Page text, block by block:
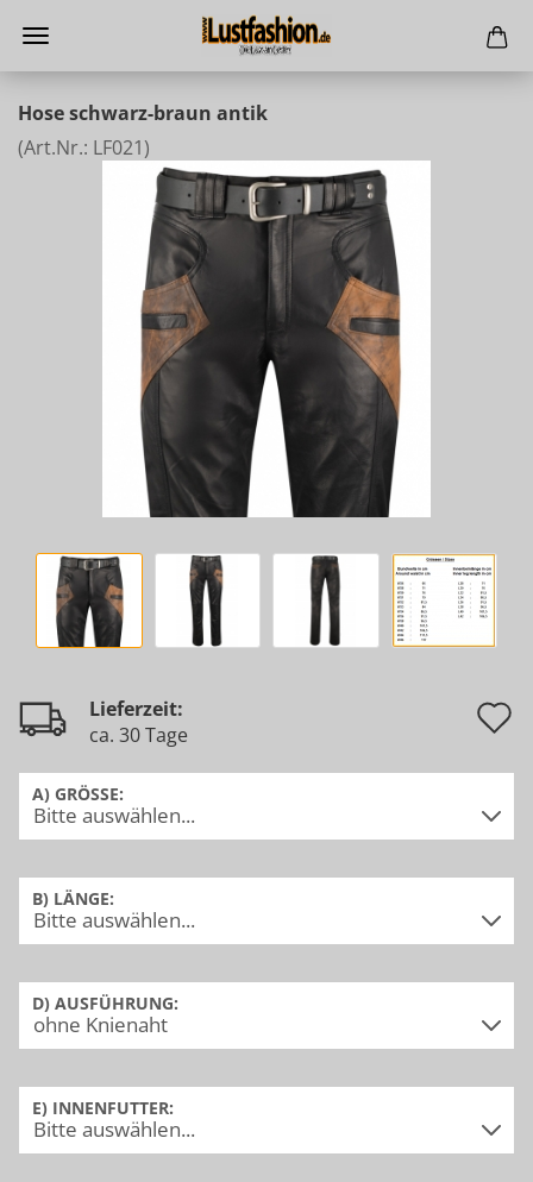
Hose schwarz-braun antik
(Art.Nr.: LF021)
Lieferzeit:
ca. 30 Tage
A) GRÖSSE:
B) LÄNGE:
D) AUSFÜHRUNG:
E) INNENFUTTER: